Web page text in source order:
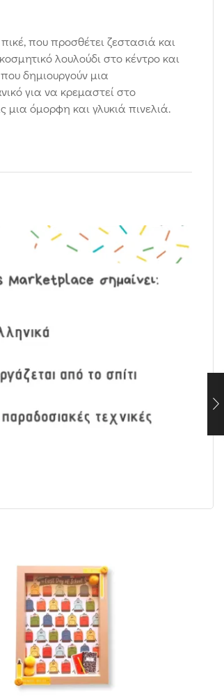
που προσθέτει ζεστασιά και
λουλούδι στο κέντρο και
δημιουργούν μια
για να κρεμαστεί στο
όμορφη και γλυκιά πινελιά.